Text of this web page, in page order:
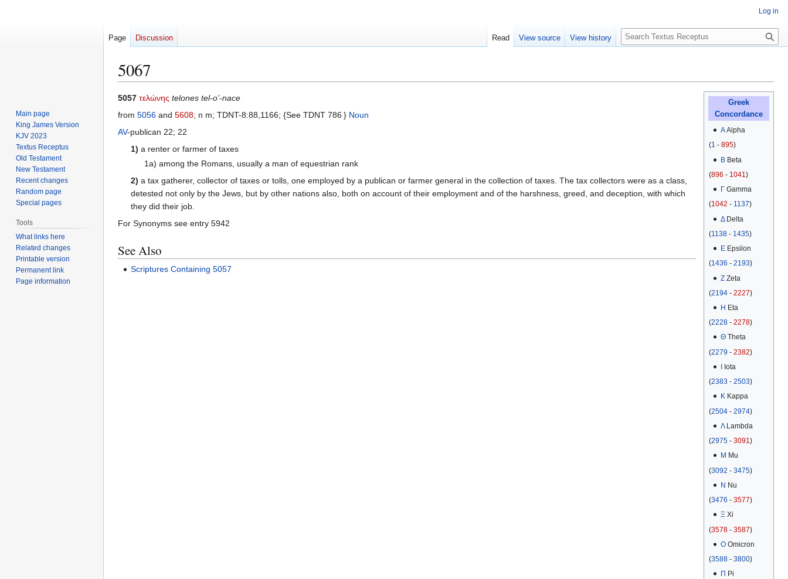
5067
Jump
to
Jump
to
Greek
Concordance
ΑAlpha
(1 - 895)
ΒBeta
(896 - 1041)
ΓGamma
(1042 - 1137)
ΔDelta
(1138 - 1435)
ΕEpsilon
(1436 - 2193)
ΖZeta
(2194 - 2227)
Η Eta
(2228 - 2278)
ΘTheta
(2279 - 2382)
Iota
(2383 - 2503)
ΚKappa
(2504 - 2974)
ΛLambda
(2975 - 3091)
Μ Mu
(3092 - 3475)
Ν Nu
(3476 - 3577)
ΞXi
(3578 - 3587)
ΟOmicron
(3588 - 3800)
Π Pi
5057 τελώνης telones tel-o’-nace
from 5056 and 5608; n m; TDNT-8:88,1166; {See TDNT 786 } Noun
AV-publican 22; 22
1) a renter or farmer of taxes
1a) among the Romans, usually a man of equestrian rank
2) a tax gatherer, collector of taxes or tolls, one employed by a publican or farmer general in the collection of taxes. The tax collectors were as a class,
detested not only by the Jews, but by other nations also, both on account of their employment and of the harshness, greed, and deception, with which
they did their job.
For Synonyms see entry 5942
See Also
Scriptures Containing 5057
Log in
Page Discussion Read View source View history
S
e
c
Main page
King James Version
KJV 2023
Textus Receptus
Old Testament
New Testament
Recent changes
Random page
Special pages
Tools
What links here
Related changes
Printable version
Permanent link
Page information